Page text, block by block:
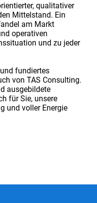
qualitativer
Mittelstand. Ein
am Markt
operativen
und zu jeder
fundiertes
von TAS Consulting.
ausgebildete
für Sie, unsere
und voller Energie